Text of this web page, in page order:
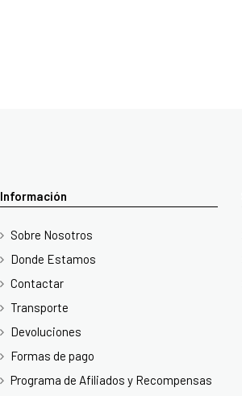
Información
Sobre Nosotros
Donde Estamos
Contactar
Transporte
Devoluciones
Formas de pago
Programa de Afiliados y Recompensas